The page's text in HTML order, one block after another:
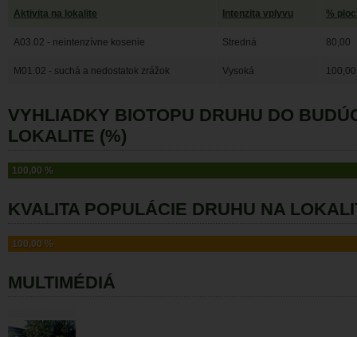
Aktivita na lokalite Intenzita vplyvu %
A03.02 - neintenzívne kosenie Stredná 80,00
M01.02 - suchá a nedostatok zrážok Vysoká 100,00
VYHLIADKY BIOTOPU DRUHU DO
LOKALITE (%)
100,00 %
KVALITA POPULÁCIE DRUHU NA
100,00 %
MULTIMÉDIÁ